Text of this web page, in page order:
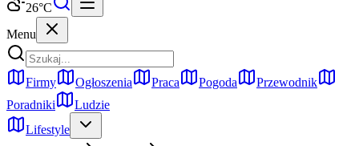
26°C
Menu
Firmy Ogłoszenia Praca Pogoda
Przewodnik
Poradniki
Ludzie
Lifestyle